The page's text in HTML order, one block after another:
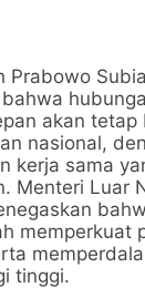
Prabowo
akan tetap
nasional,
kerja sama
Menteri Luar
memperkuat
tinggi.